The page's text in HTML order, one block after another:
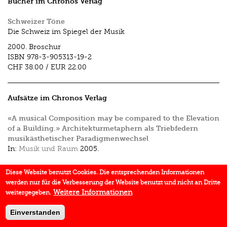
Schweizer Töne
Die Schweiz im Spiegel der Musik
2000. Broschur
ISBN 978-3-905313-19-2
CHF 38.00 / EUR 22.00
Aufsätze im Chronos Verlag
«A musical Composition may be compared to the Elevation
of a Building.» Architekturmetaphern als Triebfedern
musikästhetischer Paradigmenwechsel
In: Musik und Raum 2005.
Musik – Religion – Kirche. Ein Konfliktfeld?
In:Lieder jenseits der Menschen 2002.
Diese Website benutzt Cookies. Die entsprechenden Informationen
werden nur für die Verbesserung der Website benutzt und nicht an Dritte
weitergegeben. Weitere Informationen
Einverstanden